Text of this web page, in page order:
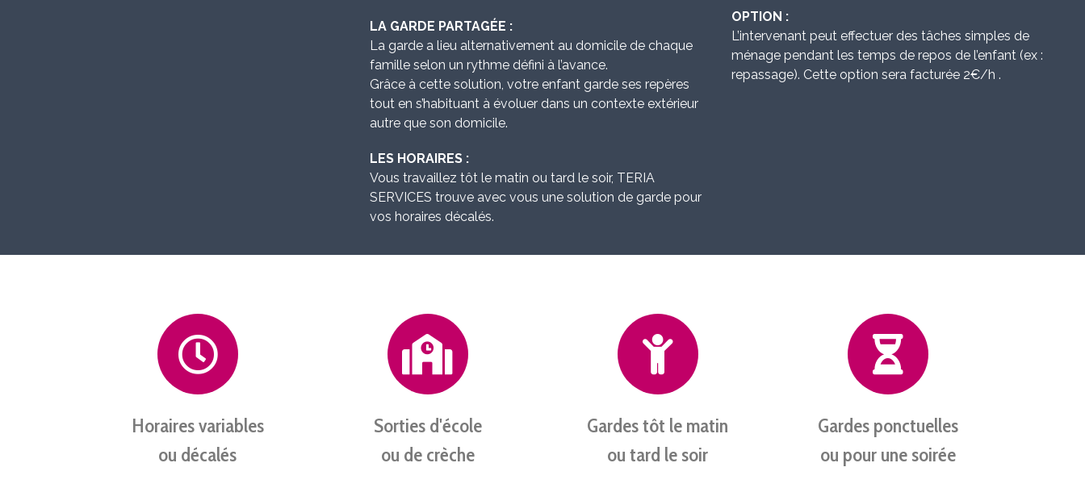
LA GARDE PARTAGÉE :
La garde a lieu alternativement au domicile de chaque
famille selon un rythme défini à l’avance.
Grâce à cette solution, votre enfant garde ses repères
tout en s’habituant à évoluer dans un contexte extérieur
autre que son domicile.
LES HORAIRES :
Vous travaillez tôt le matin ou tard le soir, TERIA
SERVICES trouve avec vous une solution de garde pour
vos horaires décalés.
OPTION :
L’intervenant peut effectuer des tâches simples de
ménage pendant les temps de repos de l’enfant (ex :
repassage). Cette option sera facturée 2€/h .
Horaires variables
ou décalés
Sorties d'école
ou de crèche
Gardes tôt le matin
ou tard le soir
Gardes ponctuelles
ou pour une soirée